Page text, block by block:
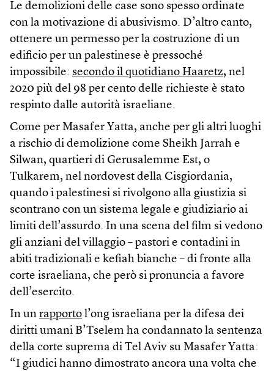
Le demolizioni delle case sono spesso ordinate
con la motivazione di abusivismo. D’altro canto,
ottenere un permesso per la costruzione di un
edificio per un palestinese è pressoché
impossibile: secondo il quotidiano Haaretz, nel
2020 più del 98 per cento delle richieste è stato
respinto dalle autorità israeliane.
Come per Masafer Yatta, anche per gli altri luoghi
a rischio di demolizione come Sheikh Jarrah e
Silwan, quartieri di Gerusalemme Est, o
Tulkarem, nel nordovest della Cisgiordania,
quando i palestinesi si rivolgono alla giustizia si
scontrano con un sistema legale e giudiziario ai
limiti dell’assurdo. In una scena del film si vedono
gli anziani del villaggio – pastori e contadini in
abiti tradizionali e kefiah bianche – di fronte alla
corte israeliana, che però si pronuncia a favore
dell’esercito.
In un rapporto l’ong israeliana per la difesa dei
diritti umani B’Tselem ha condannato la sentenza
della corte suprema di Tel Aviv su Masafer Yatta:
“I giudici hanno dimostrato ancora una volta che